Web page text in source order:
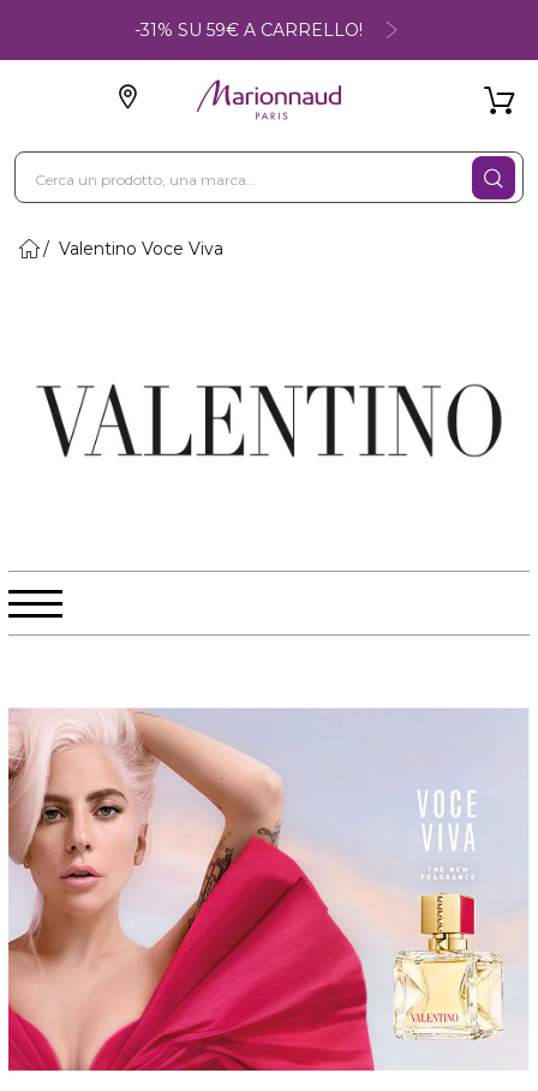
-31% SU 59€ A CARRELLO!
Valentino Voce Viva